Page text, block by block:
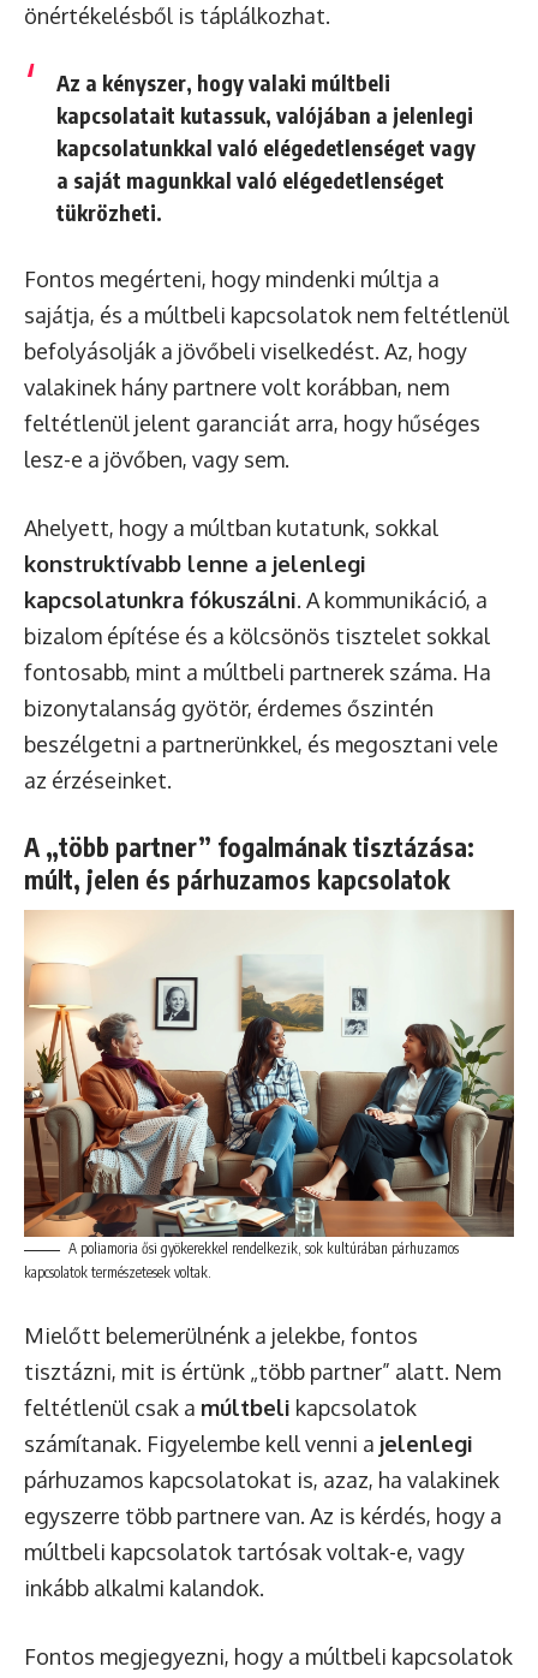
önértékelésből is táplálkozhat.
Az a kényszer, hogy valaki múltbeli
kapcsolatait kutassuk, valójában a jelenlegi
kapcsolatunkkal való elégedetlenséget vagy
a saját magunkkal való elégedetlenséget
tükrözheti.
Fontos megérteni, hogy mindenki múltja a
sajátja, és a múltbeli kapcsolatok nem feltétlenül
befolyásolják a jövőbeli viselkedést. Az, hogy
valakinek hány partnere volt korábban, nem
feltétlenül jelent garanciát arra, hogy hűséges
lesz-e a jövőben, vagy sem.
Ahelyett, hogy a múltban kutatunk, sokkal
konstruktívabb lenne a jelenlegi
kapcsolatunkra fókuszálni. A kommunikáció, a
bizalom építése és a kölcsönös tisztelet sokkal
fontosabb, mint a múltbeli partnerek száma. Ha
bizonytalanság gyötör, érdemes őszintén
beszélgetni a partnerünkkel, és megosztani vele
az érzéseinket.
A „több partner” fogalmának tisztázása:
múlt, jelen és párhuzamos kapcsolatok
A poliamoria ősi gyökerekkel rendelkezik, sok kultúrában párhuzamos
kapcsolatok természetesek voltak.
Mielőtt belemerülnénk a jelekbe, fontos
tisztázni, mit is értünk „több partner” alatt. Nem
feltétlenül csak a múltbeli kapcsolatok
számítanak. Figyelembe kell venni a jelenlegi
párhuzamos kapcsolatokat is, azaz, ha valakinek
egyszerre több partnere van. Az is kérdés, hogy a
múltbeli kapcsolatok tartósak voltak-e, vagy
inkább alkalmi kalandok.
Fontos megjegyezni, hogy a múltbeli kapcsolatok